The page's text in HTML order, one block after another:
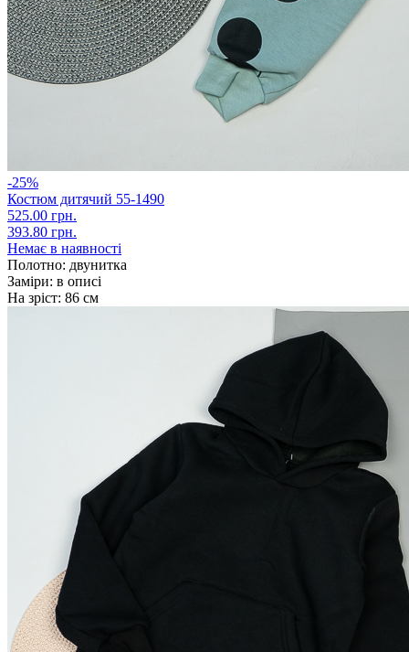
-25%
Костюм дитячий 55-1490
525.00 грн.
393.80 грн.
Немає в наявності
Полотно: двунитка
Заміри: в описі
На зріст: 86 см